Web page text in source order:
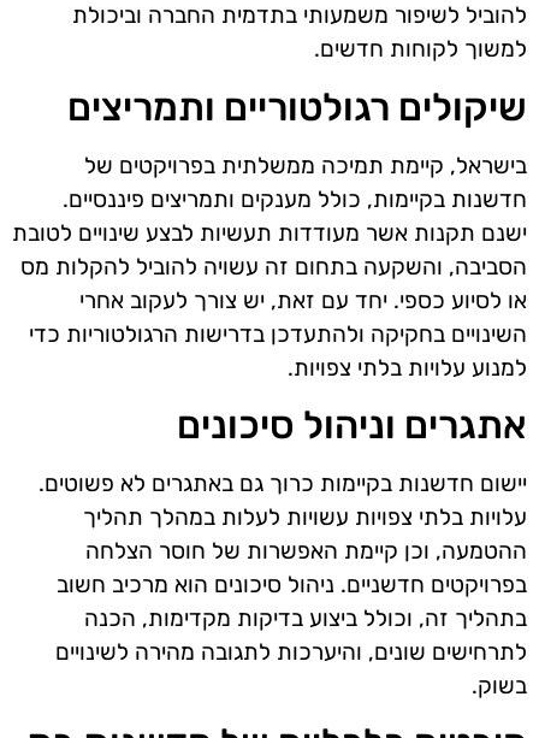
להוביל לשיפור משמעותי בתדמית החברה וביכולת
למשוך לקוחות חדשים.
שיקולים רגולטוריים ותמריצים
בישראל, קיימת תמיכה ממשלתית בפרויקטים של
חדשנות בקיימות, כולל מענקים ותמריצים פיננסיים.
ישנם תקנות אשר מעודדות תעשיות לבצע שינויים לטובת
הסביבה, והשקעה בתחום זה עשויה להוביל להקלות מס
או לסיוע כספי. יחד עם זאת, יש צורך לעקוב אחרי
השינויים בחקיקה ולהתעדכן בדרישות הרגולטוריות כדי
למנוע עלויות בלתי צפויות.
אתגרים וניהול סיכונים
יישום חדשנות בקיימות כרוך גם באתגרים לא פשוטים.
עלויות בלתי צפויות עשויות לעלות במהלך תהליך
ההטמעה, וכן קיימת האפשרות של חוסר הצלחה
בפרויקטים חדשניים. ניהול סיכונים הוא מרכיב חשוב
בתהליך זה, וכולל ביצוע בדיקות מקדימות, הכנה
לתרחישים שונים, והיערכות לתגובה מהירה לשינויים
בשוק.